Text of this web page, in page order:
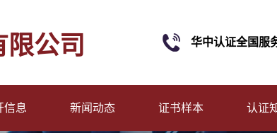
公司 华中认证全国服
信息 新闻动态 证书样本 认证